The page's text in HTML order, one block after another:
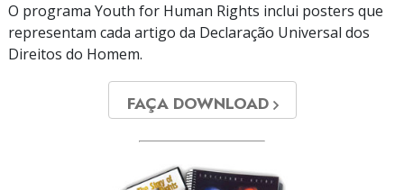
O programa Youth for Human Rights inclui posters que
representam cada artigo da Declaração Universal dos
Direitos do Homem.
FAÇA DOWNLOAD